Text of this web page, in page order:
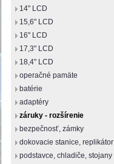
14" LCD
15,6" LCD
16" LCD
17,3" LCD
18,4" LCD
operačné pamäte
batérie
adaptéry
záruky - rozšírenie
bezpečnosť, zámky
dokovacie stanice, replikátor
podstavce, chladiče, stojany